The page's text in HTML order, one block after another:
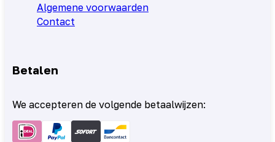
Algemene voorwaarden
Contact
Betalen
We accepteren de volgende betaalwijzen: